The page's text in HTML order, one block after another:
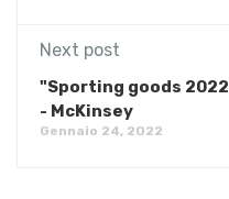
Next post
"Sporting goods
- McKinsey
Gennaio 24, 2022